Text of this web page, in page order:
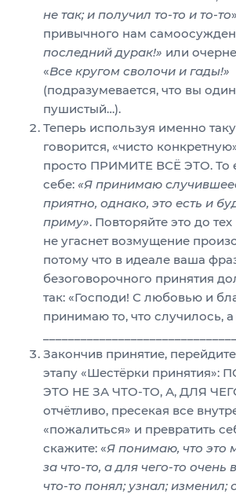
не так; и получил то-то и то-то
привычного нам
последний дурак!» или
«Все кругом сволочи и гады!»
(подразумевается, что вы
пушистый…).
Теперь используя именно
говорится, «чисто
просто ПРИМИТЕ ВСЁ ЭТО. То
себе: «Я принимаю
приятно, однако, это есть и
приму». Повторяйте это до
не угаснет возмущение
потому что в идеале ваша
безоговорочного принятия
так: «Господи! С любовью и
принимаю то, что случилось,
Закончив принятие,
этапу «Шестёрки принятия»:
ЭТО НЕ ЗА ЧТО-ТО, А, ДЛЯ
отчётливо, пресекая все
«пожалиться» и превратить
скажите: «Я понимаю, что это
за что-то, а для чего-то очень
что-то понял; узнал;